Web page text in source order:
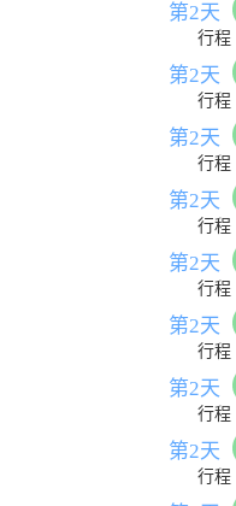
第2天
行程
第2天
行程
第2天
行程
第2天
行程
第2天
行程
第2天
行程
第2天
行程
第2天
行程